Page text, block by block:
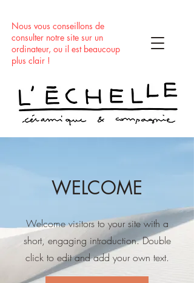
Nous vous conseillons de
consulter notre site sur un
ordinateur, ou il est beaucoup
plus clair !
WELCOME
Welcome visitors to your site with a
short, engaging introduction. Double
click to edit and add your own text.